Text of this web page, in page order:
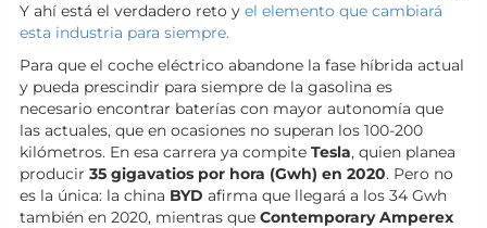
Y ahí está el verdadero reto y el elemento que cambiará
esta industria para siempre.
Para que el coche eléctrico abandone la fase híbrida actual
y pueda prescindir para siempre de la gasolina es
necesario encontrar baterías con mayor autonomía que
las actuales, que en ocasiones no superan los 100-200
kilómetros. En esa carrera ya compite Tesla, quien planea
producir 35 gigavatios por hora (Gwh) en 2020. Pero no
es la única: la china BYD afirma que llegará a los 34 Gwh
también en 2020, mientras que Contemporary Amperex